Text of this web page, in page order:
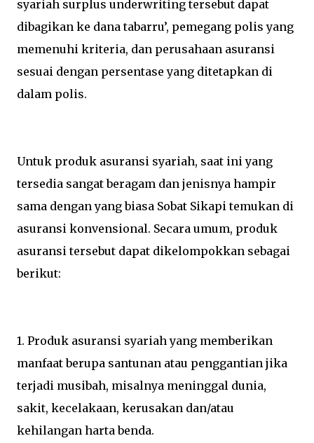
syariah surplus underwriting tersebut dapat
dibagikan ke dana tabarru’, pemegang polis yang
memenuhi kriteria, dan perusahaan asuransi
sesuai dengan persentase yang ditetapkan di
dalam polis.
Untuk produk asuransi syariah, saat ini yang
tersedia sangat beragam dan jenisnya hampir
sama dengan yang biasa Sobat Sikapi temukan di
asuransi konvensional. Secara umum, produk
asuransi tersebut dapat dikelompokkan sebagai
berikut:
1. Produk asuransi syariah yang memberikan
manfaat berupa santunan atau penggantian jika
terjadi musibah, misalnya meninggal dunia,
sakit, kecelakaan, kerusakan dan/atau
kehilangan harta benda.